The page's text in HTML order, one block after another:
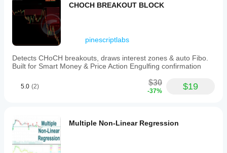
market
structure
analysis,
traders
in
session
dynamics.
Profil wskaźnika
CHOCH BREAKOUT BLOCK
pinescriptlabs
Detects CHoCH breakouts, draws interest zones & auto Fibo.
Built for Smart Money & Price Action Engulfing confirmation
5.0 (2) $30
-37% $19
Multiple Non-Linear Regression